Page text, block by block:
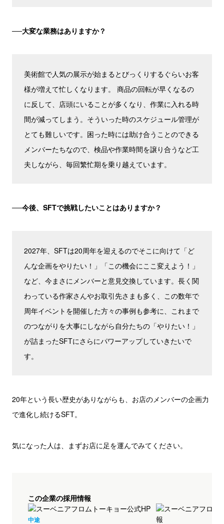
──大変な業務はありますか？
美術館で人気の展示が始まるとびっくりするぐらいお客
様が増えて忙しくなります。 商品の回転が早くなるの
に反して、店頭にいることが多くなり、作業に入れる時
間が減ってしまう。そういった時のスケジュール管理が
とても難しいです。困った時には助け合うことのできる
メンバーたちなので、検品や作業時間を譲り合うなど工
夫しながら、毎回繁忙期を乗り越えています。
──今後、SFTで挑戦したいことはありますか？
2027年、SFTは20周年を迎えるのでそこに向けて「ど
んな企画をやりたい！」「この機会にここ変えよう！」
など、今まさにメンバーと意見交換しています。長く関
わっている作家さんやお取引先さまも多く、この数年で
周年イベントを開催した方々の事例も参考に、これまで
のつながりを大事にしながら自分たちの「やりたい！」
が詰まったSFTにさらにパワーアップしていきたいで
す。
20年という長い歴史がありながらも、お店のメンバーの企画力
で進化し続けるSFT。
気になった人は、まずお店に足を運んでみてください。
この企業の採用情報
中途